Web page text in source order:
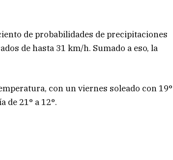
de probabilidades de precipitaciones
de hasta 31 km/h. Sumado a eso, la
con un viernes soleado con 19°
de 21° a 12°.